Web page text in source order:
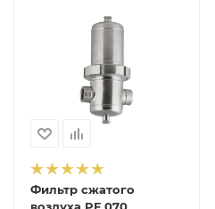
Фильтр сжатого